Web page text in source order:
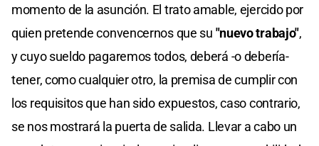
momento de la asunción. El trato amable, ejercido por
quien pretende convencernos que su "nuevo trabajo",
y cuyo sueldo pagaremos todos, deberá -o debería-
tener, como cualquier otro, la premisa de cumplir con
los requisitos que han sido expuestos, caso contrario,
se nos mostrará la puerta de salida. Llevar a cabo un